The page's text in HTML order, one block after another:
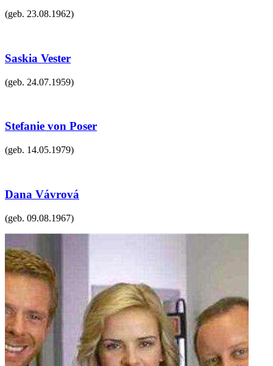
(geb. 23.08.1962)
Saskia Vester
(geb. 24.07.1959)
Stefanie von Poser
(geb. 14.05.1979)
Dana Vávrová
(geb. 09.08.1967)